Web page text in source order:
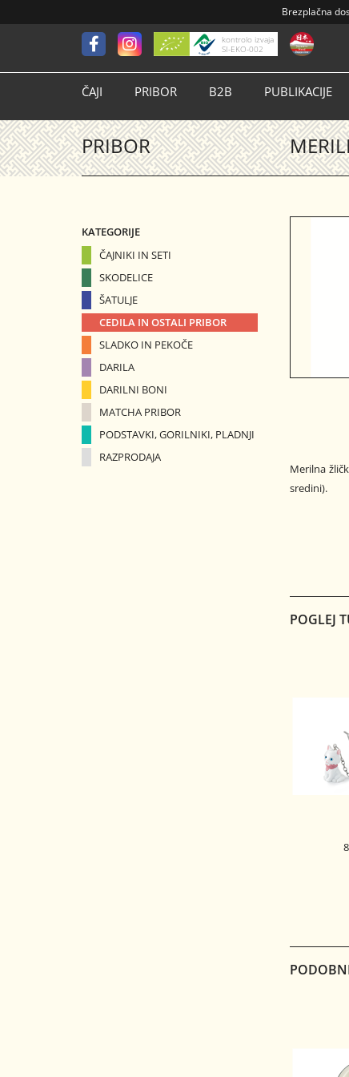
Brezplačna
kontrolo izvaja
SI-EKO-002
ČAJI PRIBOR B2B PUBLIKACIJE
KATEGORIJE
ČAJNIKI IN SETI
SKODELICE
ŠATULJE
CEDILA IN OSTALI PRIBOR
SLADKO IN PEKOČE
DARILA
DARILNI BONI
MATCHA PRIBOR
PODSTAVKI, GORILNIKI, PLADNJI
RAZPRODAJA
PRIBOR
Merilna
sredini).
POGLEJ